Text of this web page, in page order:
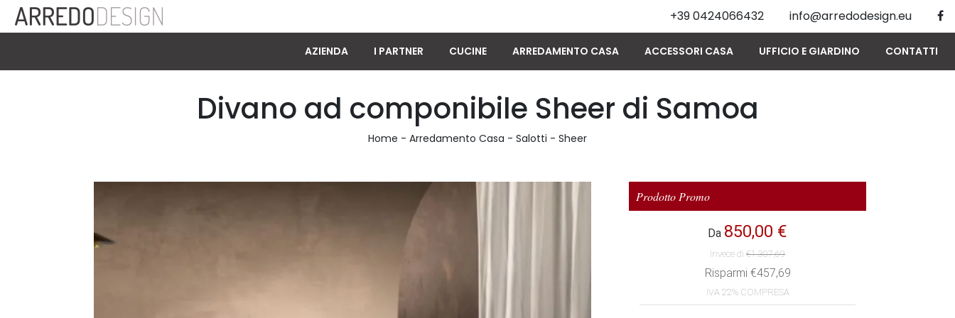
+39 0424066432 info@arredodesign.eu
AZIENDA I PARTNER CUCINE ARREDAMENTO CASA ACCESSORI CASA UFFICIO E GIARDINO CONTATTI
Divano ad componibile Sheer di Samoa
Home - Arredamento Casa - Salotti - Sheer